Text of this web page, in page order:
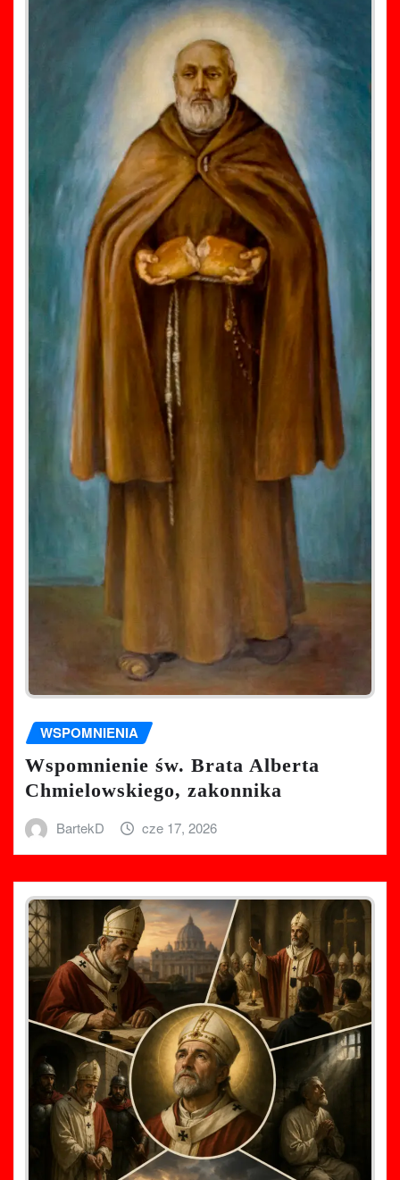
WSPOMNIENIA
Wspomnienie św. Brata Alberta
Chmielowskiego, zakonnika
BartekD cze 17, 2026